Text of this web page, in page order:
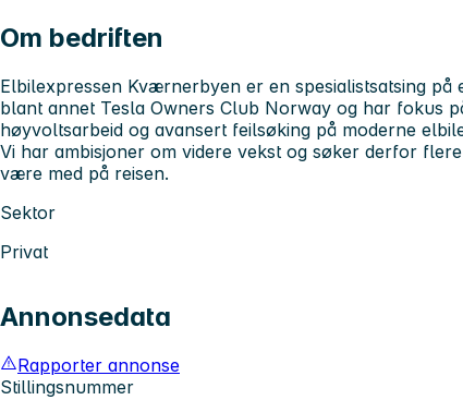
Om bedriften
Elbilexpressen Kværnerbyen er en spesialistsatsing på
blant annet Tesla Owners Club Norway og har fokus
høyvoltsarbeid og avansert feilsøking på moderne
Vi har ambisjoner om videre vekst og søker derfor
være med på reisen.
Sektor
Privat
Annonsedata
Rapporter annonse
Stillingsnummer